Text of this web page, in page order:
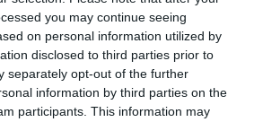
you may continue seeing
on personal information utilized by
disclosed to third parties prior to
separately opt-out of the further
information by third parties on the
participants. This information may
63 millones de euros en
reducir facturación un 9%